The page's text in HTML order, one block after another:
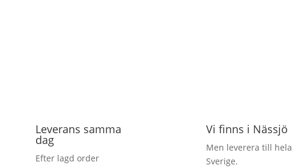
Leverans samma
dag
Efter lagd order
Vi finns i Nässjö
Men leverera till hela
Sverige.